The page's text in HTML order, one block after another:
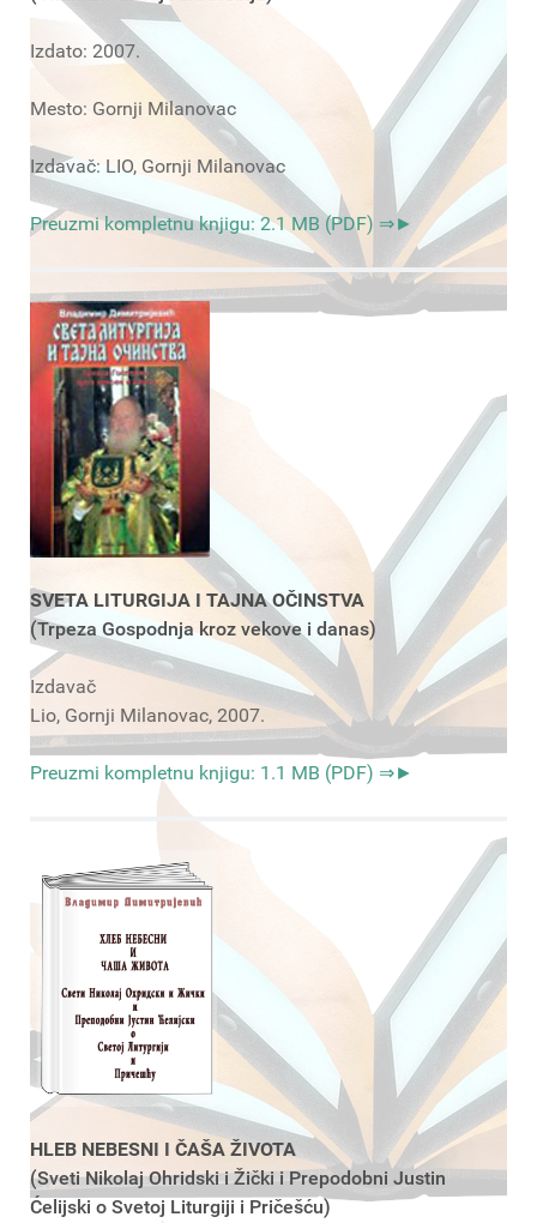
Izdato: 2007.
Mesto: Gornji Milanovac
Izdavač: LIO, Gornji Milanovac
Preuzmi kompletnu knjigu: 2.1 MB (PDF) ⇒►
SVETA LITURGIJA I TAJNA OČINSTVA
(Trpeza Gospodnja kroz vekove i danas)
Izdavač
Lio, Gornji Milanovac, 2007.
Preuzmi kompletnu knjigu: 1.1 MB (PDF) ⇒►
HLEB NEBESNI I ČAŠA ŽIVOTA
(Sveti Nikolaj Ohridski i Žički i Prepodobni Justin
Ćelijski o Svetoj Liturgiji i Pričešću)